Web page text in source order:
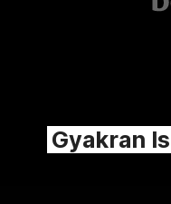
Gyakran